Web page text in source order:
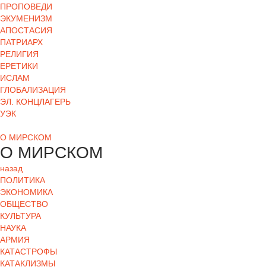
ПРОПОВЕДИ
ЭКУМЕНИЗМ
АПОСТАСИЯ
ПАТРИАРХ
РЕЛИГИЯ
ЕРЕТИКИ
ИСЛАМ
ГЛОБАЛИЗАЦИЯ
ЭЛ. КОНЦЛАГЕРЬ
УЭК
О МИРСКОМ
О МИРСКОМ
назад
ПОЛИТИКА
ЭКОНОМИКА
ОБЩЕСТВО
КУЛЬТУРА
НАУКА
АРМИЯ
КАТАСТРОФЫ
КАТАКЛИЗМЫ